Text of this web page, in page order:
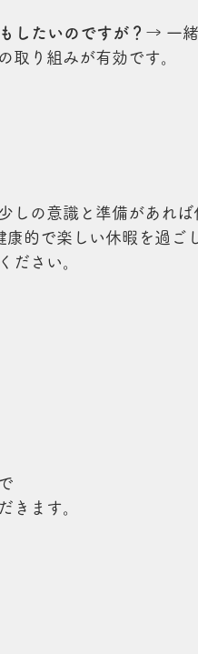
したいのですが？ → 一緒
取り組みが有効です。
しの意識と準備があれば
的で楽しい休暇を過ご
ださい。
きます。